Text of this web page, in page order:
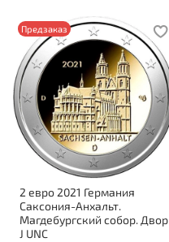
Предзаказ
2 евро 2021 Германия
Саксония-Анхальт.
Магдебургский собор. Двор
J UNC